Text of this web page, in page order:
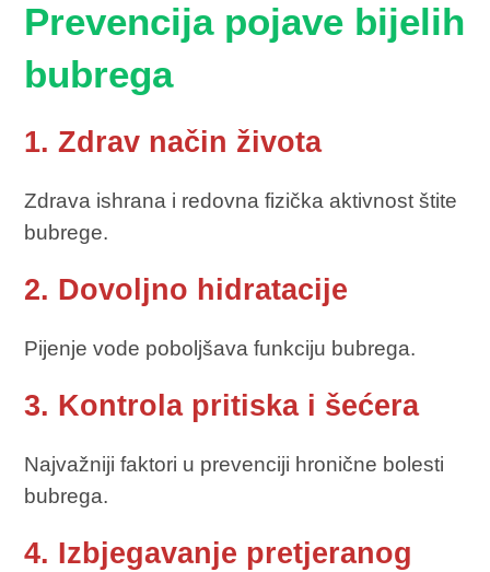
Prevencija pojave bijelih
bubrega
1. Zdrav način života
Zdrava ishrana i redovna fizička aktivnost štite
bubrege.
2. Dovoljno hidratacije
Pijenje vode poboljšava funkciju bubrega.
3. Kontrola pritiska i šećera
Najvažniji faktori u prevenciji hronične bolesti
bubrega.
4. Izbjegavanje pretjeranog